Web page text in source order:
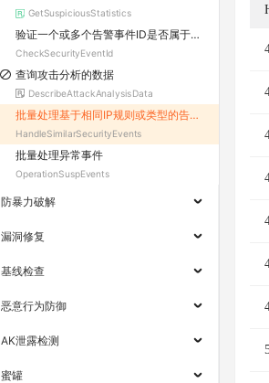
GetSuspiciousStatistics
验证一个或多个告警事件ID是否属于指定服务器
CheckSecurityEventId
查询攻击分析的数据
DescribeAttackAnalysisData
批量处理基于相同IP规则或类型的告警事件
HandleSimilarSecurityEvents
批量处理异常事件
OperationSuspEvents
防暴力破解
漏洞修复
基线检查
恶意行为防御
AK泄露检测
蜜罐